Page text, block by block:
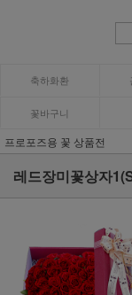
축하화환
꽃바구니
프로포즈용 꽃 상품전
레드장미꽃상자